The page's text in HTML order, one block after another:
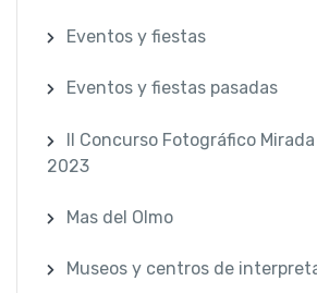
Eventos y fiestas
Eventos y fiestas pasadas
II Concurso Fotográfico
2023
Mas del Olmo
Museos y centros de